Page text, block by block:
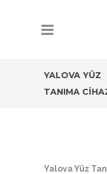
YALOVA YÜZ
TANIMA
Yalova Yüz